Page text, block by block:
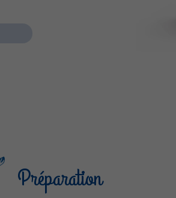
Préparation